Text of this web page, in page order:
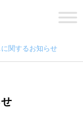
関するお知らせ